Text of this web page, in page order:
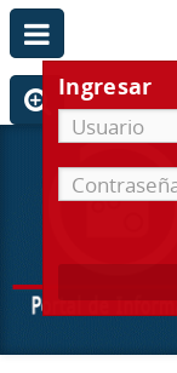
Ingresar